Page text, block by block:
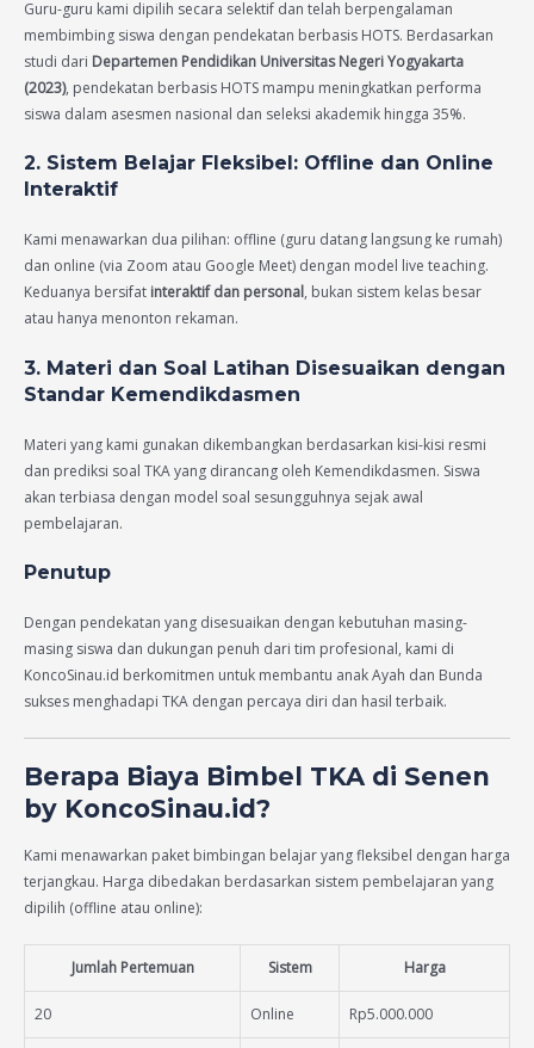
Guru-guru kami dipilih secara selektif dan telah berpengalaman
membimbing siswa dengan pendekatan berbasis HOTS. Berdasarkan
studi dari Departemen Pendidikan Universitas Negeri Yogyakarta
(2023), pendekatan berbasis HOTS mampu meningkatkan performa
siswa dalam asesmen nasional dan seleksi akademik hingga 35%.
2. Sistem Belajar Fleksibel: Offline dan Online
Interaktif
Kami menawarkan dua pilihan: offline (guru datang langsung ke rumah)
dan online (via Zoom atau Google Meet) dengan model live teaching.
Keduanya bersifat interaktif dan personal, bukan sistem kelas besar
atau hanya menonton rekaman.
3. Materi dan Soal Latihan Disesuaikan dengan
Standar Kemendikdasmen
Materi yang kami gunakan dikembangkan berdasarkan kisi-kisi resmi
dan prediksi soal TKA yang dirancang oleh Kemendikdasmen. Siswa
akan terbiasa dengan model soal sesungguhnya sejak awal
pembelajaran.
Penutup
Dengan pendekatan yang disesuaikan dengan kebutuhan masing-
masing siswa dan dukungan penuh dari tim profesional, kami di
KoncoSinau.id berkomitmen untuk membantu anak Ayah dan Bunda
sukses menghadapi TKA dengan percaya diri dan hasil terbaik.
Berapa Biaya Bimbel TKA di Senen
by KoncoSinau.id?
Kami menawarkan paket bimbingan belajar yang fleksibel dengan harga
terjangkau. Harga dibedakan berdasarkan sistem pembelajaran yang
dipilih (offline atau online):
Jumlah Pertemuan Sistem Harga
20 Online Rp5.000.000